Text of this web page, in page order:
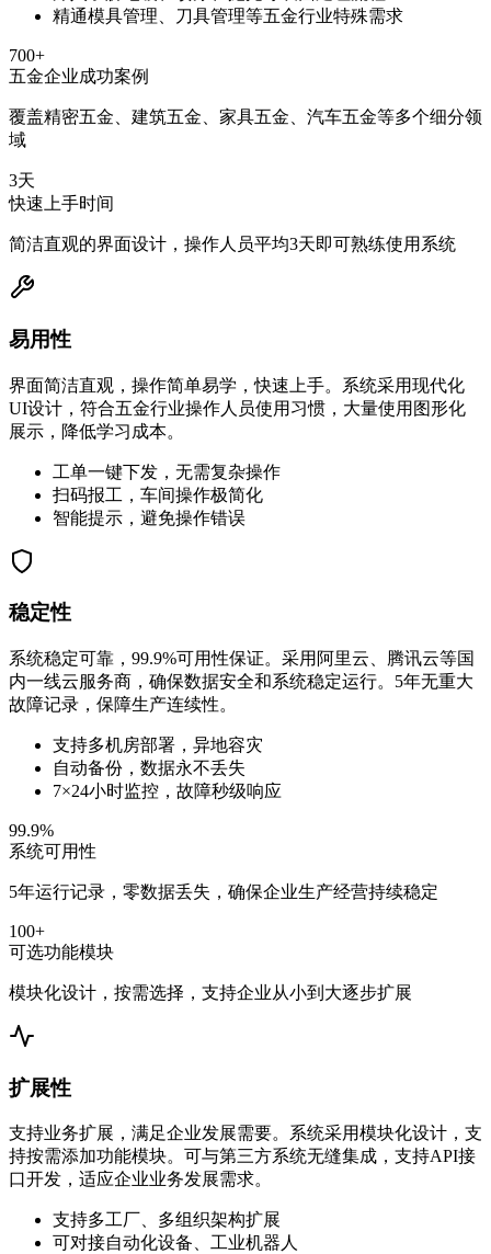
精通模具管理、刀具管理等五金行业特殊需求
700+
五金企业成功案例
覆盖精密五金、建筑五金、家具五金、汽车五金等多个细分领
域
3天
快速上手时间
简洁直观的界面设计，操作人员平均3天即可熟练使用系统
易用性
界面简洁直观，操作简单易学，快速上手。系统采用现代化
UI设计，符合五金行业操作人员使用习惯，大量使用图形化
展示，降低学习成本。
工单一键下发，无需复杂操作
扫码报工，车间操作极简化
智能提示，避免操作错误
稳定性
系统稳定可靠，99.9%可用性保证。采用阿里云、腾讯云等国
内一线云服务商，确保数据安全和系统稳定运行。5年无重大
故障记录，保障生产连续性。
支持多机房部署，异地容灾
自动备份，数据永不丢失
7×24小时监控，故障秒级响应
99.9%
系统可用性
5年运行记录，零数据丢失，确保企业生产经营持续稳定
100+
可选功能模块
模块化设计，按需选择，支持企业从小到大逐步扩展
扩展性
支持业务扩展，满足企业发展需要。系统采用模块化设计，支
持按需添加功能模块。可与第三方系统无缝集成，支持API接
口开发，适应企业业务发展需求。
支持多工厂、多组织架构扩展
可对接自动化设备、工业机器人